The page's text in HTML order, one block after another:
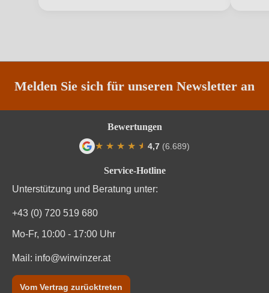
Melden Sie sich für unseren Newsletter an
Service-Hotline
Unterstützung und Beratung unter:
+43 (0) 720 519 680
Mo-Fr, 10:00 - 17:00 Uhr
Mail: info@wirwinzer.at
Vom Vertrag zurücktreten
Bewertungen
★ ★ ★ ★ ★
★ 4,7 (6.689)